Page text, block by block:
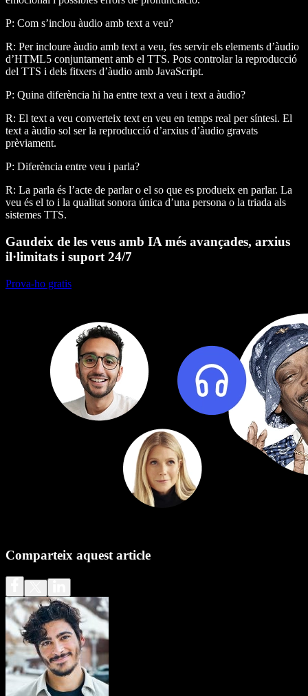
P: Com s’inclou àudio amb text a veu?
R: Per incloure àudio amb text a veu, fes servir els elements d’àudio
d’HTML5 conjuntament amb el TTS. Pots controlar la reproducció
del TTS i dels fitxers d’àudio amb JavaScript.
P: Quina diferència hi ha entre text a veu i text a àudio?
R: El text a veu converteix text en veu en temps real per síntesi. El
text a àudio sol ser la reproducció d’arxius d’àudio gravats
prèviament.
P: Diferència entre veu i parla?
R: La parla és l’acte de parlar o el so que es produeix en parlar. La
veu és el to i la qualitat sonora única d’una persona o la triada als
sistemes TTS.
Gaudeix de les veus amb IA més avançades, arxius
il·limitats i suport 24/7
Prova-ho gratis
Comparteix aquest article